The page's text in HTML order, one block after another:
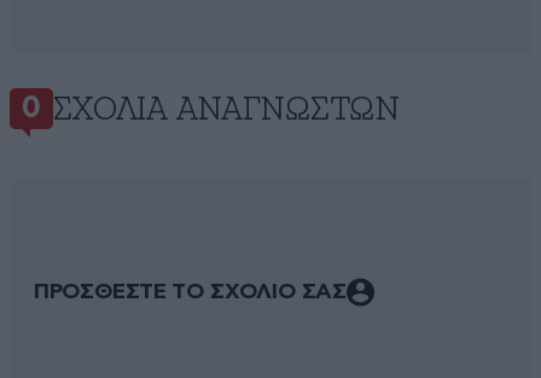
0 ΣΧΌΛΙΑ ΑΝΑΓΝΩΣΤΏΝ
ΠΡΟΣΘΕΣΤΕ ΤΟ ΣΧΟΛΙΟ ΣΑΣ